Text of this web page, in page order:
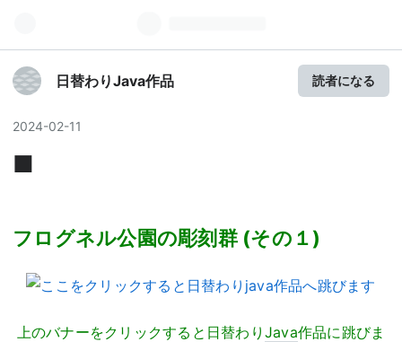
日替わりJava作品 読者になる
2024-02-11
■
フログネル公園の彫刻群 (その１)
上のバナーをクリックすると日替わり Java作品に跳びま